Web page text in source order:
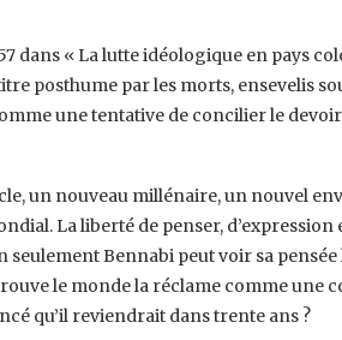
dans « La lutte idéologique en pays
posthume ‎par les morts, ensevelis
une tentative de concilier le
un nouveau millénaire, un nouvel
La liberté de ‎penser, d’expression
‎seulement Bennabi peut voir sa
le monde la réclame comme une
qu’il reviendrait dans trente ans ?